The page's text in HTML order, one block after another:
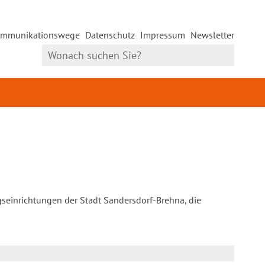
Datenschutz Impressum Newsletter
der Stadt Sandersdorf-Brehna, die